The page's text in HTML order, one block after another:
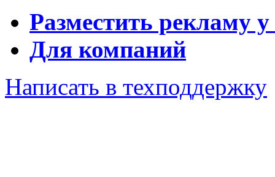
Разместить рекламу у
Для компаний
Написать в техподдержку